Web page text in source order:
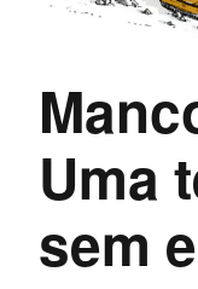
Uma
sem